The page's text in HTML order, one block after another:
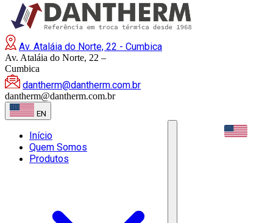
Av. Ataláia do Norte, 22 - Cumbica
Av. Ataláia do Norte, 22 –
Cumbica
dantherm@dantherm.com.br
dantherm@dantherm.com.br
EN
Início
Quem Somos
Produtos